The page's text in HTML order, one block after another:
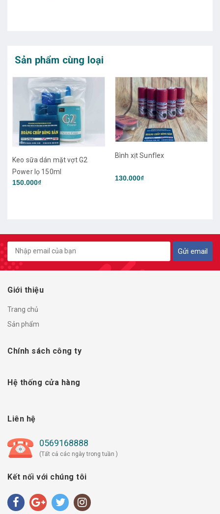
Sản phẩm cùng loại
Keo sữa dán mặt vợt G2
Power lọ 150ml
150.000₫
Bình xịt Sunflex
130.000₫
Gửi email
Giới thiệu
Trang chủ
Sản phẩm
Chính sách công ty
Hệ thống cửa hàng
Liên hệ
0569168888
(Tất cả các ngày trong tuần )
Kết nối với chúng tôi